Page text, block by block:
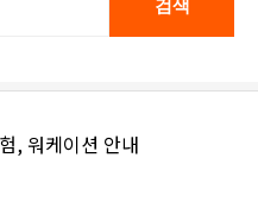
, 워케이션 안내